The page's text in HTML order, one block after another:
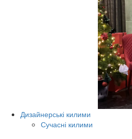
Дизайнерські килими
Сучасні килими